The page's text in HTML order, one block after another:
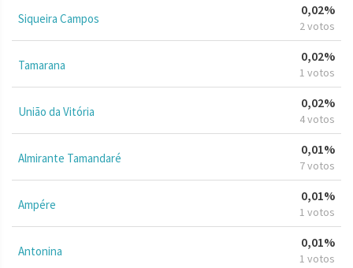
Siqueira Campos
0,02%
2 votos
Tamarana
0,02%
1 votos
União da Vitória
0,02%
4 votos
Almirante Tamandaré
0,01%
7 votos
Ampére
0,01%
1 votos
Antonina
0,01%
1 votos